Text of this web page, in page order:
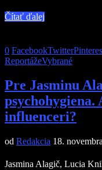
Čítať ďalej
0 FacebookTwitter
ReportážeVybrané
Pre Jasminu
influenceri?
od Redakcia 18.
Jasmina Alagič, Lucia